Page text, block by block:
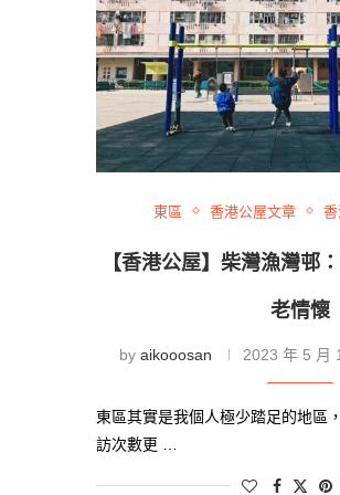
東區 香港公屋文章
【香港公屋】柴灣漁灣邨
老情懷
by aikooosan 2023 年 5 月
東區其實是我個人極少踏足的地區
訪次數更 …